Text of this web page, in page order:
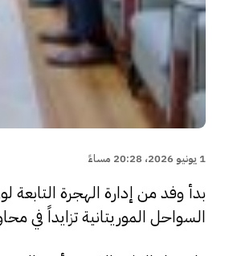
1 يونيو 2026، 20:28 مساءً
بدأ وفد من إدارة الهجرة التابعة
السواحل الموريتانية تزايداً في